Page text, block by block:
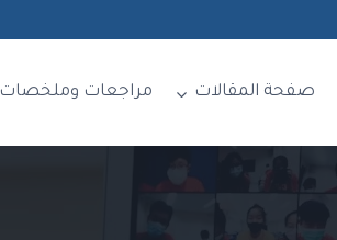
صفحة المقالات مراجعات وملخصات